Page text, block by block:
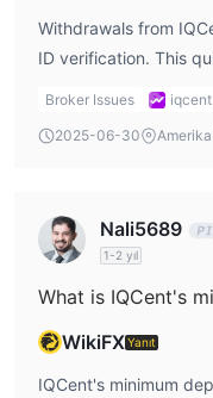
Withdrawals from
ID verification. This
platform's strengths,
depending on the
Broker Issues iqcent
2025-06-30
Nali5689
1-2 yıl
What is IQCent's
WikiFXYanıt
IQCent's minimum